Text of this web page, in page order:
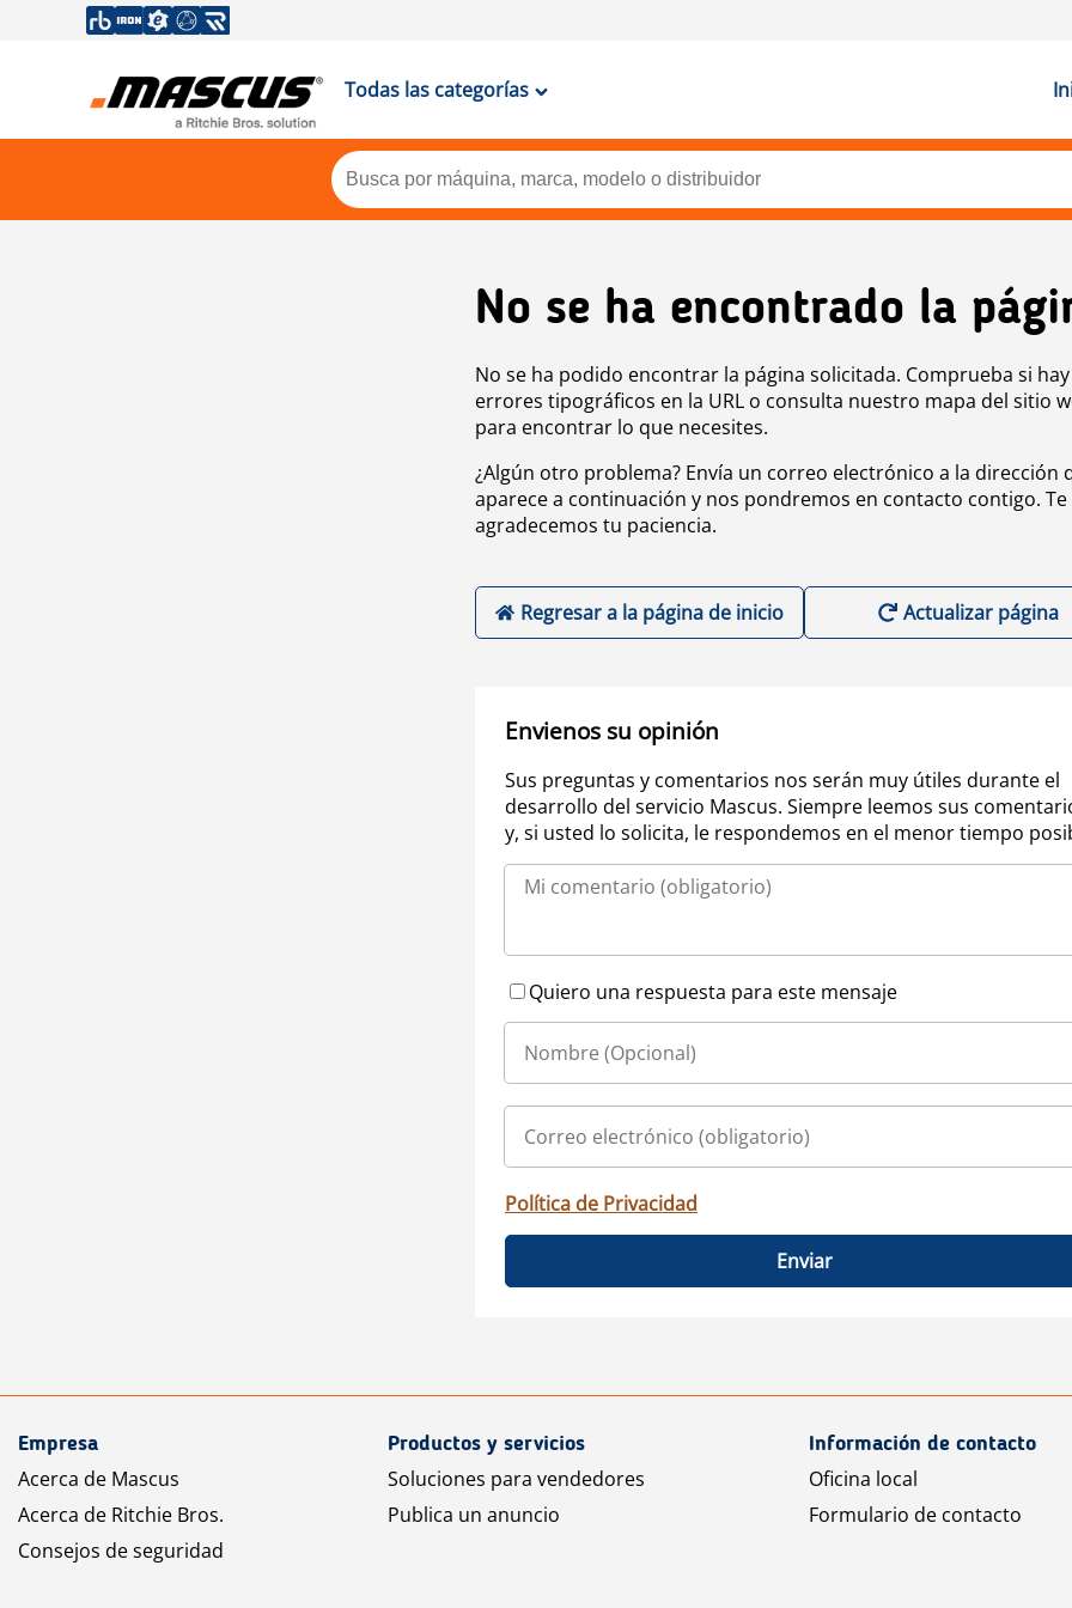
Todas las categorías
No se ha encontrado la
No se ha podido encontrar la página solicitada. Comprueba si hay
errores tipográficos en la URL o consulta nuestro mapa del sitio
para encontrar lo que necesites.
¿Algún otro problema? Envía un correo electrónico a la dirección
aparece a continuación y nos pondremos en contacto contigo. Te
agradecemos tu paciencia.
Regresar a la página de inicio Actualizar página
Envienos su opinión
Sus preguntas y comentarios nos serán muy útiles durante el
desarrollo del servicio Mascus. Siempre leemos sus
y, si usted lo solicita, le respondemos en el menor tiempo
Quiero una respuesta para este mensaje
Política de Privacidad
Enviar
Empresa
Acerca de Mascus
Acerca de Ritchie Bros.
Consejos de seguridad
Productos y servicios
Soluciones para vendedores
Publica un anuncio
Información de contacto
Oficina local
Formulario de contacto